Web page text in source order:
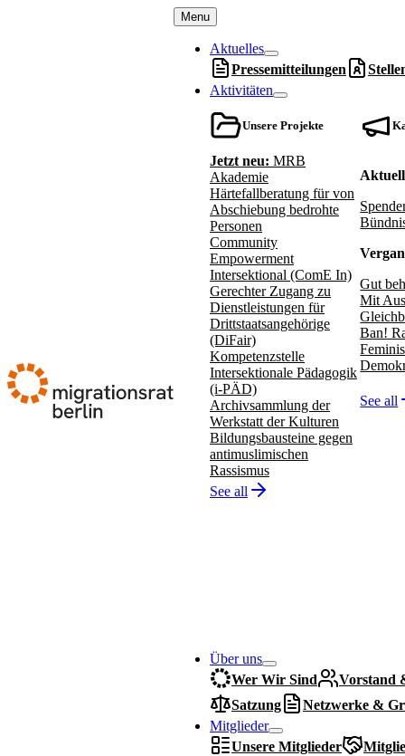
Menu
Aktuelles
Pressemitteilungen
Aktivitäten
Unsere Projekte
Jetzt neu: MRB
Akademie
Härtefallberatung für von
Abschiebung bedrohte
Personen
Community
Empowerment
Intersektional (ComE In)
Gerechter Zugang zu
Dienstleistungen für
Drittstaatsangehörige
(DiFair)
Kompetenzstelle
Intersektionale Pädagogik
(i-PÄD)
Archivsammlung der
Werkstatt der Kulturen
Bildungsbausteine gegen
antimuslimischen
Rassismus
See all
Gut
Mit
Ban!
See all
Über uns
Wer Wir Sind
Vorstand
Satzung
Netzwerke &
Mitglieder
Unsere Mitglieder